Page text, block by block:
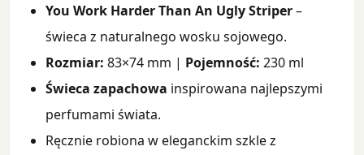
You Work Harder Than An Ugly Striper–
świeca z naturalnego wosku sojowego.
Rozmiar: 83×74 mm | Pojemność: 230 ml
Świeca zapachowa inspirowana najlepszymi
perfumami świata.
Ręcznie robiona w eleganckim szkle z
Than
An
Ugly
Stripper